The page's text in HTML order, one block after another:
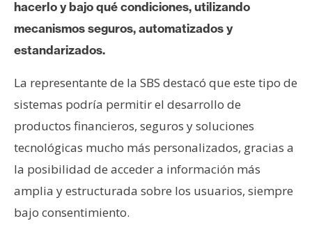
hacerlo y bajo qué condiciones, utilizando
mecanismos seguros, automatizados y
estandarizados.
La representante de la SBS destacó que este tipo de
sistemas podría permitir el desarrollo de
productos financieros, seguros y soluciones
tecnológicas mucho más personalizados, gracias a
la posibilidad de acceder a información más
amplia y estructurada sobre los usuarios, siempre
bajo consentimiento.